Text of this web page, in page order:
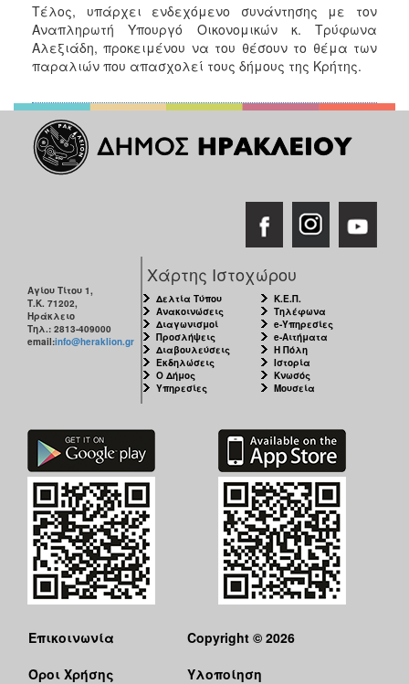
ΔΗΜΟΤΗΣ
ΗΡΑΚΛΕΙΟ
Τέλος, υπάρχει ενδεχόμενο συνάντησης με τον
Αναπληρωτή Υπουργό Οικονομικών κ. Τρύφωνα
Αλεξιάδη, προκειμένου να του θέσουν το θέμα των
παραλιών που απασχολεί τους δήμους της Κρήτης.
Αγίου Τίτου 1,
Τ.Κ. 71202,
Ηράκλειο
Τηλ.: 2813-409000
email:info@heraklion.gr
Χάρτης Ιστοχώρου
Δελτία Τύπου
Ανακοινώσεις
Διαγωνισμοί
Προσλήψεις
Διαβουλεύσεις
Εκδηλώσεις
Ο Δήμος
Υπηρεσίες
Κ.Ε.Π.
Τηλέφωνα
e-Υπηρεσίες
e-Αιτήματα
Η Πόλη
Ιστορία
Κνωσός
Μουσεία
Επικοινωνία
Όροι Χρήσης
Copyright © 2026
Υλοποίηση